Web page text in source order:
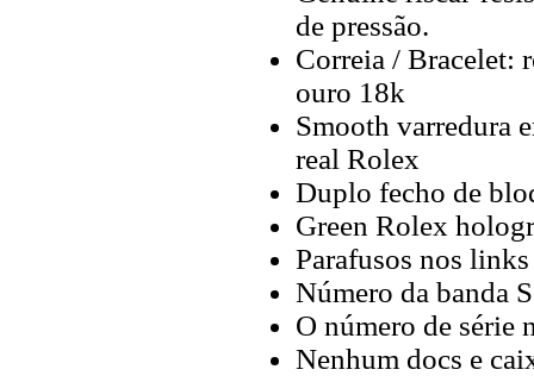
de pressão.
Correia / Bracelet:
ouro 18k
Smooth varredura
real Rolex
Duplo fecho de
Green Rolex
Parafusos nos
Número da banda
O número de série
Nenhum docs e